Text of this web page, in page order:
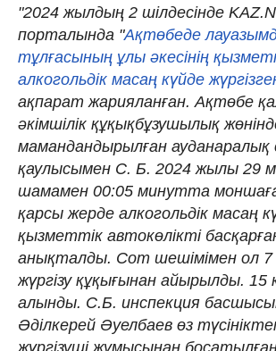
"2024 жылдың 2 шілдесінде
порталында "Ақтөбеде
тұлғасының ұлы әкесінің
алкогольдік масаң күйде
ақпарат жарияланған. Ақтөбе
әкімшілік құқықбұзушылық
мамандандырылған
қаулысымен С. Б. 2024 жылы 29
шамамен 00:05 минутта
қарсы жерде алкогольдік масаң
қызметтік автокөлікті
анықталды. Сот шешімімен ол 7
жүргізу құқығынан айырылды. 15
алынды. С.Б. инспекция
Әділкерей Әуелбаев өз
жүргізуші жұмысынан